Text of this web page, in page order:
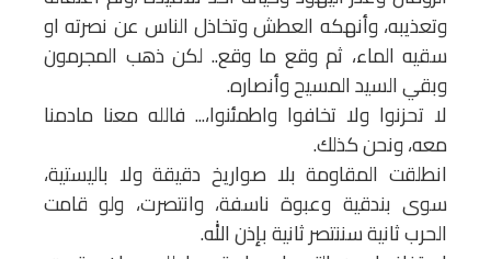
وتعذيبه، وأنهكه العطش وتخاذل الناس عن نصرته او
سقيه الماء، ثم وقع ما وقع.. لكن ذهب المجرمون
وبقي السيد المسيح وأنصاره.
لا تحزنوا ولا تخافوا واطمئنوا،... فالله معنا مادمنا
معه، ونحن كذلك.
انطلقت المقاومة بلا صواريخ دقيقة ولا باليستية،
سوى بندقية وعبوة ناسفة، وانتصرت، ولو قامت
الحرب ثانية سننتصر ثانية بإذن الله.